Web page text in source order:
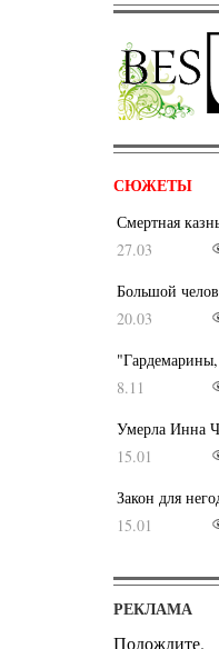
СЮЖЕТЫ
Смертная
27.03
Большой
20.03
8.11
Умерла Инна
15.01
Закон для
15.01
РЕКЛАМА
Подождите.